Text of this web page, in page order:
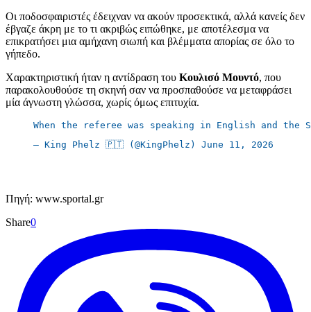
Οι ποδοσφαιριστές έδειχναν να ακούν προσεκτικά, αλλά κανείς δεν
έβγαζε άκρη με το τι ακριβώς ειπώθηκε, με αποτέλεσμα να
επικρατήσει μια αμήχανη σιωπή και βλέμματα απορίας σε όλο το
γήπεδο.
Χαρακτηριστική ήταν η αντίδραση του Κουλισό Μουντό, που
παρακολουθούσε τη σκηνή σαν να προσπαθούσε να μεταφράσει
μία άγνωστη γλώσσα, χωρίς όμως επιτυχία.
When the referee was speaking in English and
— King Phelz 🇵🇹 (@KingPhelz) June 11, 2026
Πηγή: www.sportal.gr
Share0